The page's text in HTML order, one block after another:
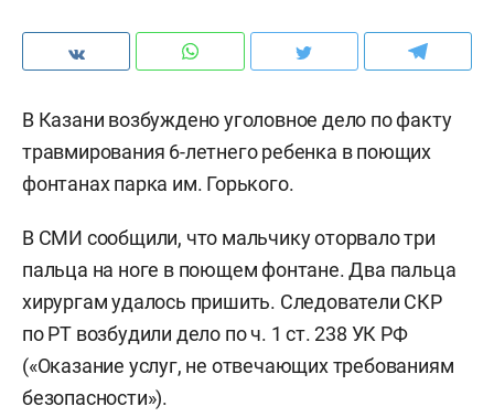
В Казани возбуждено уголовное дело по факту
травмирования 6-летнего ребенка в поющих
фонтанах парка им. Горького.
В СМИ сообщили, что мальчику оторвало три
пальца на ноге в поющем фонтане. Два пальца
хирургам удалось пришить. Следователи СКР
по РТ возбудили дело по ч. 1 ст. 238 УК РФ
(«Оказание услуг, не отвечающих требованиям
безопасности»).